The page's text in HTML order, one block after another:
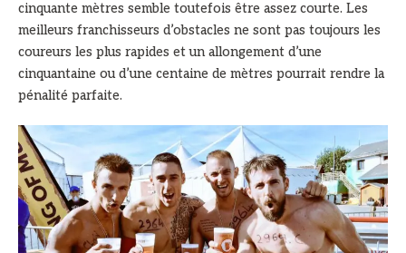
cinquante mètres semble toutefois être assez courte. Les
meilleurs franchisseurs d’obstacles ne sont pas toujours les
coureurs les plus rapides et un allongement d’une
cinquantaine ou d’une centaine de mètres pourrait rendre la
pénalité parfaite.